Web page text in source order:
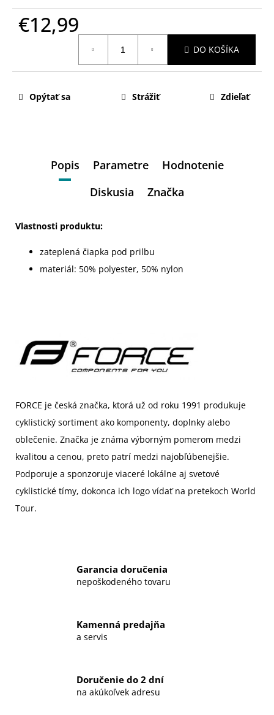
€12,99
DO KOŠÍKA
Opýtať sa Strážiť Zdieľať
Popis Parametre
Hodnotenie
Diskusia
Značka
Vlastnosti produktu:
zateplená čiapka pod prilbu
materiál: 50% polyester, 50% nylon
FORCE je česká značka, ktorá už od roku 1991 produkuje
cyklistický sortiment ako komponenty, doplnky alebo
oblečenie. Značka je známa výborným pomerom medzi
kvalitou a cenou, preto patrí medzi najobľúbenejšie.
Podporuje a sponzoruje viaceré lokálne aj svetové
cyklistické tímy, dokonca ich logo vídať na pretekoch World
Tour.
Garancia doručenia
nepoškodeného tovaru
Kamenná predajňa
a servis
Doručenie do 2 dní
na akúkoľvek adresu